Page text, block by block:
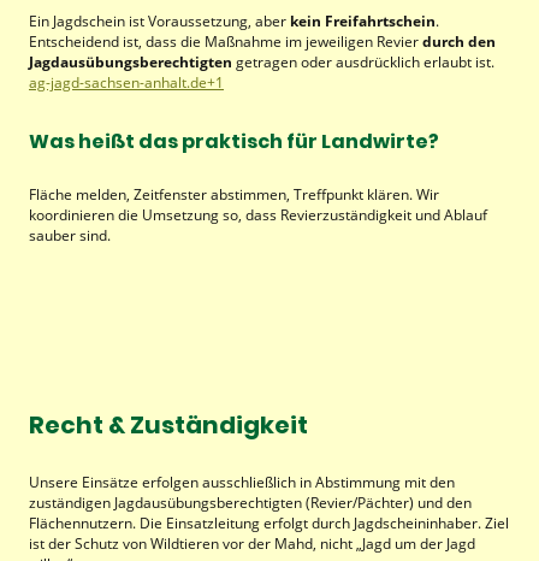
Ein Jagdschein ist Voraussetzung, aber kein Freifahrtschein.
Entscheidend ist, dass die Maßnahme im jeweiligen Revierdurch den
Jagdausübungsberechtigten getragen oder ausdrücklich erlaubt ist.
ag-jagd-sachsen-anhalt.de+1
Was heißt das praktisch für Landwirte?
Fläche melden, Zeitfenster abstimmen, Treffpunkt klären. Wir
koordinieren die Umsetzung so, dass Revierzuständigkeit und Ablauf
sauber sind.
Recht & Zuständigkeit
Unsere Einsätze erfolgen ausschließlich in Abstimmung mit den
zuständigen Jagdausübungsberechtigten (Revier/Pächter) und den
Flächennutzern. Die Einsatzleitung erfolgt durch Jagdscheininhaber. Ziel
ist der Schutz von Wildtieren vor der Mahd, nicht „Jagd um der Jagd